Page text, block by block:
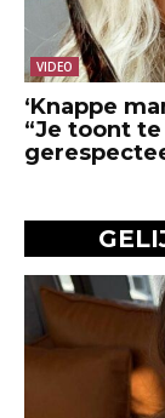
VIDEO
‘Knappe
“Je toont